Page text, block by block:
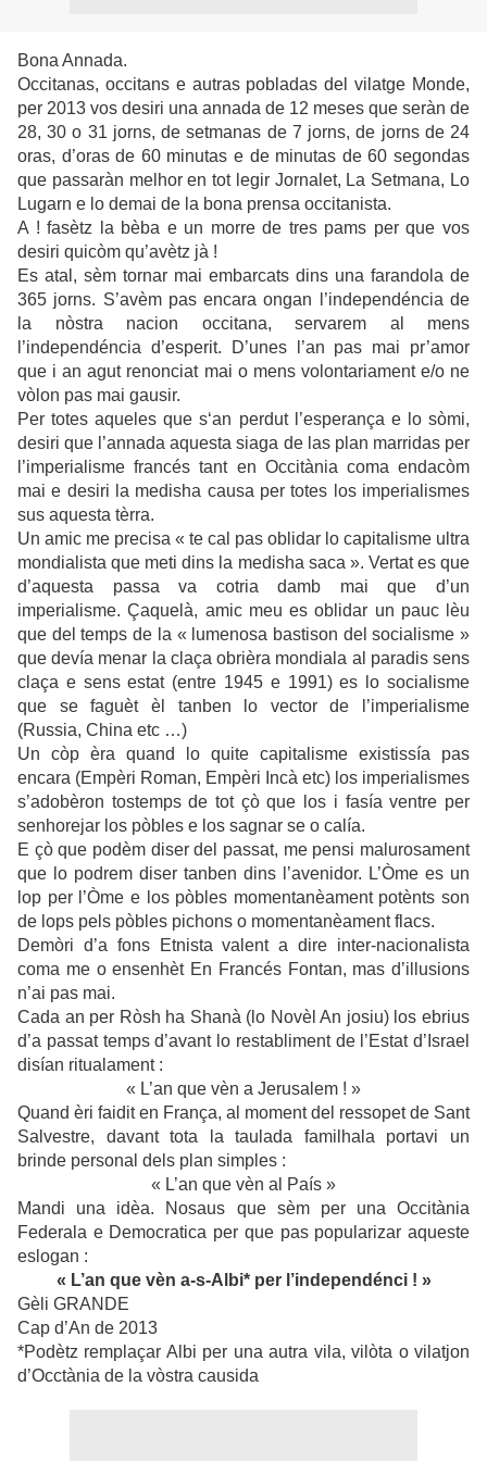
Bona Annada.
Occitanas, occitans e autras pobladas del vilatge Monde,
per 2013 vos desiri una annada de 12 meses que seràn de
28, 30 o 31 jorns, de setmanas de 7 jorns, de jorns de 24
oras, d’oras de 60 minutas e de minutas de 60 segondas
que passaràn melhor en tot legir Jornalet, La Setmana, Lo
Lugarn e lo demai de la bona prensa occitanista.
A ! fasètz la bèba e un morre de tres pams per que vos
desiri quicòm qu’avètz jà !
Es atal, sèm tornar mai embarcats dins una farandola de
365 jorns. S’avèm pas encara ongan l’independéncia de
la nòstra nacion occitana, servarem al mens
l’independéncia d’esperit. D’unes l’an pas mai pr’amor
que i an agut renonciat mai o mens volontariament e/o ne
vòlon pas mai gausir.
Per totes aqueles que s‘an perdut l’esperança e lo sòmi,
desiri que l’annada aquesta siaga de las plan marridas per
l’imperialisme francés tant en Occitània coma endacòm
mai e desiri la medisha causa per totes los imperialismes
sus aquesta tèrra.
Un amic me precisa « te cal pas oblidar lo capitalisme ultra
mondialista que meti dins la medisha saca ». Vertat es que
d’aquesta passa va cotria damb mai que d’un
imperialisme. Çaquelà, amic meu es oblidar un pauc lèu
que del temps de la « lumenosa bastison del socialisme »
que devía menar la claça obrièra mondiala al paradis sens
claça e sens estat (entre 1945 e 1991) es lo socialisme
que se faguèt èl tanben lo vector de l’imperialisme
(Russia, China etc …)
Un còp èra quand lo quite capitalisme existissía pas
encara (Empèri Roman, Empèri Incà etc) los imperialismes
s’adobèron tostemps de tot çò que los i fasía ventre per
senhorejar los pòbles e los sagnar se o calía.
E çò que podèm diser del passat, me pensi malurosament
que lo podrem diser tanben dins l’avenidor. L’Òme es un
lop per l’Òme e los pòbles momentanèament potènts son
de lops pels pòbles pichons o momentanèament flacs.
Demòri d’a fons Etnista valent a dire inter-nacionalista
coma me o ensenhèt En Francés Fontan, mas d’illusions
n’ai pas mai.
Cada an per Ròsh ha Shanà (lo Novèl An josiu) los ebrius
d’a passat temps d’avant lo restabliment de l’Estat d’Israel
disían ritualament :
« L’an que vèn a Jerusalem ! »
Quand èri faidit en França, al moment del ressopet de Sant
Salvestre, davant tota la taulada familhala portavi un
brinde personal dels plan simples :
« L’an que vèn al País »
Mandi una idèa. Nosaus que sèm per una Occitània
Federala e Democratica per que pas popularizar aqueste
eslogan :
« L’an que vèn a-s-Albi* per l’independénci ! »
Gèli GRANDE
Cap d’An de 2013
*Podètz remplaçar Albi per una autra vila, vilòta o vilatjon
d’Occtània de la vòstra causida